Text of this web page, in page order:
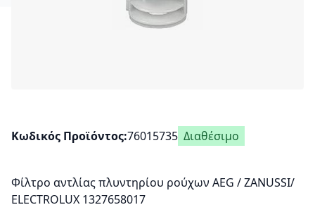
Κωδικός Προϊόντος 76015735 Διαθέσιμο
Φίλτρο αντλίας πλυντηρίου ρούχων AEG / ZANUSSI/
ELECTROLUX 1327658017